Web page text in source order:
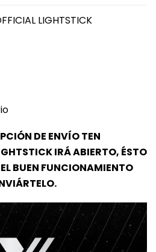
LIGHTSTICK
DE ENVÍO TEN
IRÁ ABIERTO, ÉSTO
BUEN FUNCIONAMIENTO